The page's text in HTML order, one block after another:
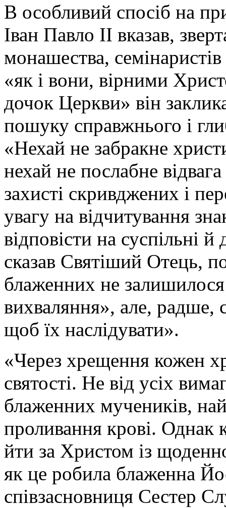
В особливий спосіб на
Іван Павло ІІ вказав,
монашества,
«як і вони, вірними
дочок Церкви» він
пошуку справжнього і
«Нехай не забракне
нехай не послабне
захисті скривджених і
увагу на відчитування
відповісти на суспільні
сказав Святіший Отець,
блаженних не
вихваляння», але, радше,
щоб їх наслідувати».
«Через хрещення кожен
святості. Не від усіх
блаженних мучеників,
проливання крові. Однак
йти за Христом із
як це робила блаженна
співзасновниця Сестер